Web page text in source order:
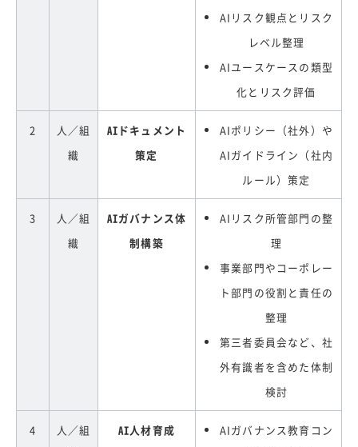
AIリスク観点とリスク
レベル整理
AIユースケースの類型
化とリスク評価
2
人／組
織
AIドキュメント
策定
AIポリシー（社外）や
AIガイドライン（社内
ルール）策定
3
人／組
織
AIガバナンス体
制構築
AIリスク所管部門の整
理
事業部門やコーポレー
ト部門の役割と責任の
整理
第三者委員会など、社
外有識者を含めた体制
検討
4
人／組
AI人材育成
AIガバナンス教育コン